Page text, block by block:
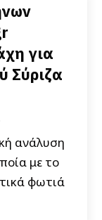
για
Σύριζα
ανάλυση
με το
φωτιά